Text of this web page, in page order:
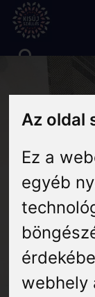
Az oldal
Ez a
egyéb
webhely
Skip
content
Programok
Szállás
Vendéglátás